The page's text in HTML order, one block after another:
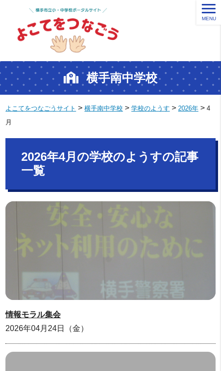
横手南中学校
MENU
よこてをつなごうサイト >横手南中学校 >学校のようす > 2026年 >4
月
2026年4月の学校のようすの記事
一覧
情報モラル集会
2026年04月24日（金）